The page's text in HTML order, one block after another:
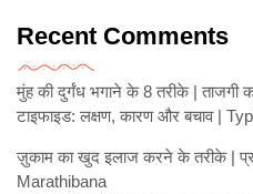
Recent Comments
मुंह की दुर्गंध भगाने के 8 तरीके | ताजगी
टाइफाइड: लक्षण, कारण और बचाव |
ज़ुकाम का खुद इलाज करने के तरीके |
Marathibana